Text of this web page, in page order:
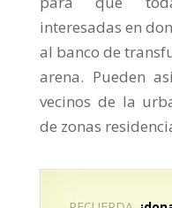
interesadas en
al banco de
arena. Pueden
vecinos de la
de zonas